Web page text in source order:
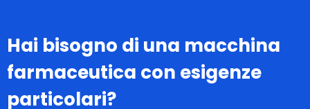
Hai bisogno di una macchina
farmaceutica con esigenze
particolari?